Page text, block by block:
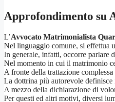
Approfondimento su
L’Avvocato Matrimonialista
Nel linguaggio comune, si effettua
In generale, infatti, occorre parlare
Nel momento in cui il matrimonio
A fronte della trattazione
La dottrina più autorevole
A mezzo della dichiarazione di
Per questi ed altri motivi, diversi